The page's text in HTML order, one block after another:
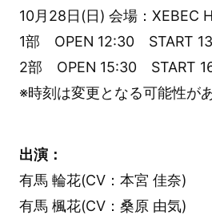
10月28日(日) 会場：XEBEC
1部 OPEN 12:30 START
2部 OPEN 15:30 START
※時刻は変更となる可能性が
出演：
有馬 輪花(CV：本宮 佳奈)
有馬 楓花(CV：桑原 由気)